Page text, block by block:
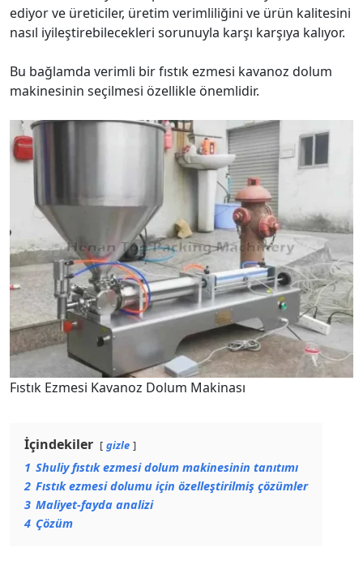
ediyor ve üreticiler, üretim verimliliğini ve ürün kalitesini
nasıl iyileştirebilecekleri sorunuyla karşı karşıya kalıyor.
Bu bağlamda verimli bir fıstık ezmesi kavanoz dolum
makinesinin seçilmesi özellikle önemlidir.
Fıstık Ezmesi Kavanoz Dolum Makinası
İçindekiler gizle
1 Shuliy fıstık ezmesi dolum makinesinin tanıtımı
2 Fıstık ezmesi dolumu için özelleştirilmiş çözümler
3 Maliyet-fayda analizi
4 Çözüm